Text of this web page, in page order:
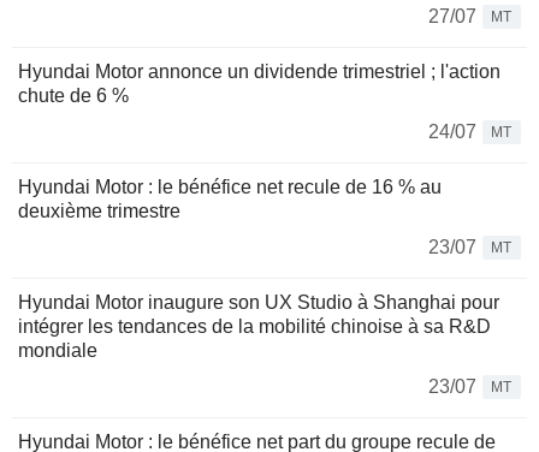
27/07
MT
Hyundai Motor annonce un dividende trimestriel ; l'action
chute de 6 %
24/07
MT
Hyundai Motor : le bénéfice net recule de 16 % au
deuxième trimestre
23/07
MT
Hyundai Motor inaugure son UX Studio à Shanghai pour
intégrer les tendances de la mobilité chinoise à sa R&D
mondiale
23/07
MT
Hyundai Motor : le bénéfice net part du groupe recule de